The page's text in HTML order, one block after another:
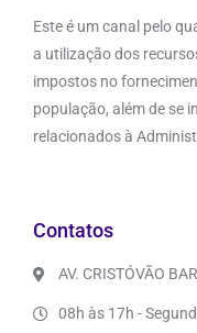
Este é um canal pelo
a utilização dos
impostos no
população, além de se
relacionados à
Contatos
AV. CRISTÓVÃO
08h às 17h -